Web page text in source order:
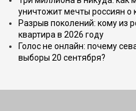
уничтожит мечты россиян о
Разрыв поколений: кому из
квартира в 2026 году
Голос не онлайн: почему
выборы 20 сентября?